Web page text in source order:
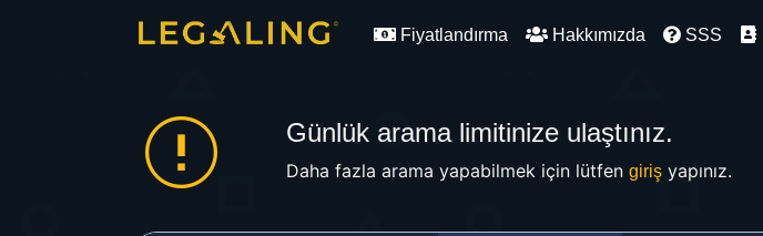
Fiyatlandırma Hakkımızda SSS
Günlük arama limitinize ulaştınız.
Daha fazla arama yapabilmek için lütfen girişyapınız.